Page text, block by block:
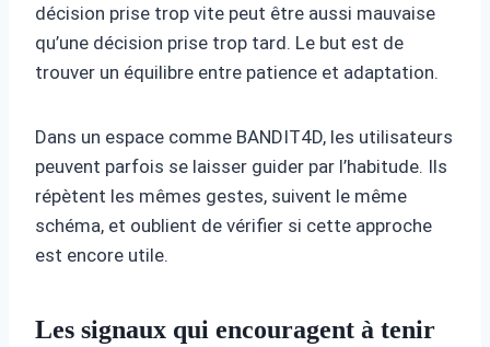
décision prise trop vite peut être aussi mauvaise
qu’une décision prise trop tard. Le but est de
trouver un équilibre entre patience et adaptation.
Dans un espace comme BANDIT4D, les utilisateurs
peuvent parfois se laisser guider par l’habitude. Ils
répètent les mêmes gestes, suivent le même
schéma, et oublient de vérifier si cette approche
est encore utile.
Les signaux qui encouragent à tenir